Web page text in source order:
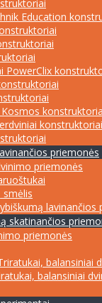
Education
PowerClix
konstruktoriai
priemonės
priemonės
smėlis
lavinančios
skatinančios
priemonės
balansiniai
balansiniai